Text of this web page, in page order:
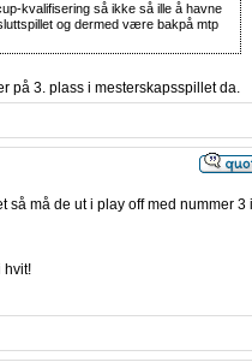
kvalifisering så ikke så ille å havne
og dermed være bakpå mtp
på 3. plass i mesterskapsspillet da.
så må de ut i play off med nummer 3 i
hvit!